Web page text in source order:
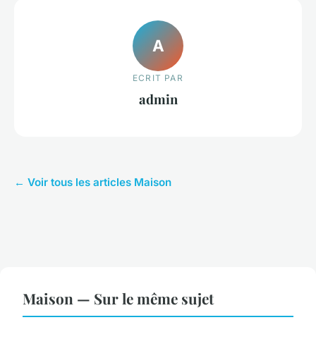
A
ECRIT PAR
admin
← Voir tous les articles Maison
Maison — Sur le même sujet